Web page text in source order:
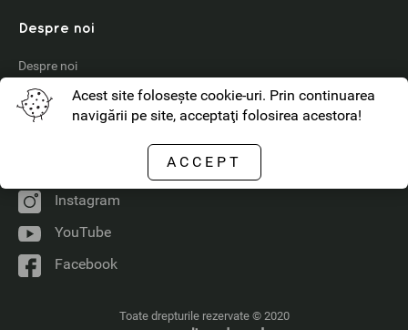
Despre noi
Despre noi
Contact
ANPC
Instagram
YouTube
Facebook
Toate drepturile rezervate © 2020
Acest site foloseşte cookie-uri. Prin continuarea
navigării pe site, acceptaţi folosirea acestora!
ACCEPT